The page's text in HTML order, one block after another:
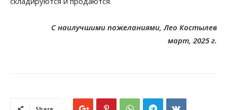
С наилучшими пожеланиями, Лео Костылев
март, 2025 г.